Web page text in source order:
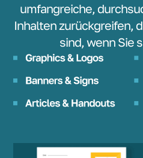
umfangreiche,
Inhalten zurückgreifen,
sind, wenn Sie